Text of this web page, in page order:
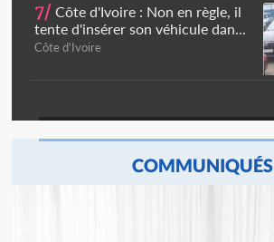
7/ Côte d'Ivoire : Non en règle, il
tente d'insérer son véhicule dan...
Côte d'Ivoire
COMMUNIQUÉS